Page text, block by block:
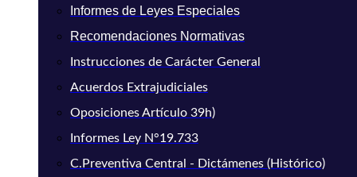
Informes de Leyes Especiales
Recomendaciones Normativas
Instrucciones de Carácter General
Acuerdos Extrajudiciales
Oposiciones Artículo 39h)
Informes Ley N°19.733
C.Preventiva Central - Dictámenes (Histórico)